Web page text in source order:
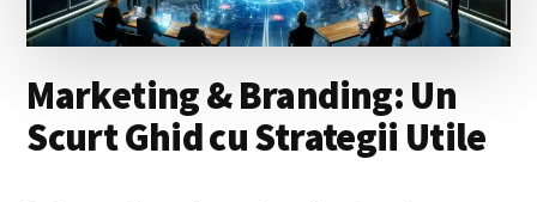
Marketing & Branding: Un
Scurt Ghid cu Strategii Utile